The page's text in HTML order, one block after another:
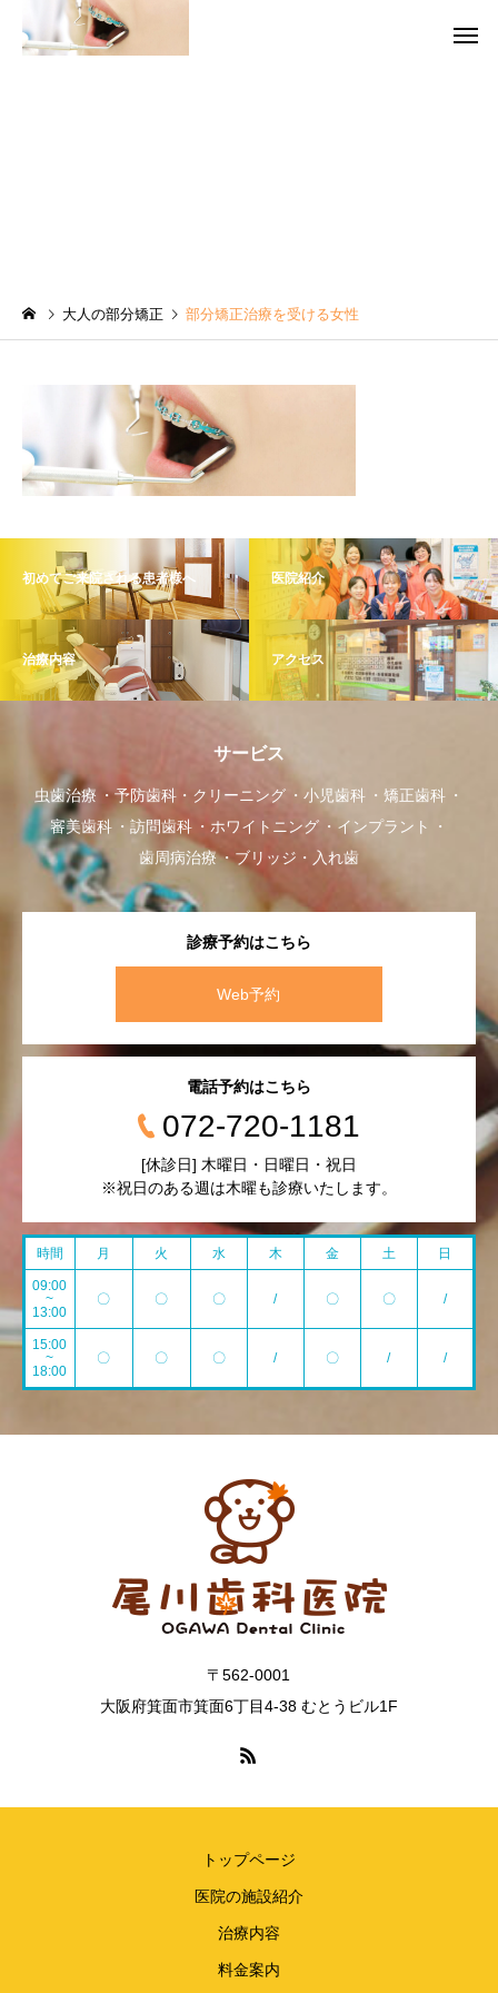
審美歯科
訪問歯科診療で生活の質
インプラント手術の後
大人の部分矯正 部分矯正治療を受ける女性
初めてご来院される患者様へ 医院紹介
治療内容 アクセス
サービス
虫歯治療 予防歯科・クリーニング 小児歯科
矯正歯科
審美歯科
訪問歯科 ホワイトニング
インプラント
歯周病治療
ブリッジ・入れ歯
診療予約はこちら
Web予約
電話予約はこちら
072-720-1181
[休診日] 木曜日・日曜日・祝日
※祝日のある週は木曜も診療いたします。
時間 月 火 水 木 金 土 日
09:00
~
13:00
〇 〇 〇 / 〇 〇 /
15:00
~
18:00
〇 〇 〇 / 〇 / /
〒562-0001
大阪府箕面市箕面6丁目4-38 むとうビル1F
トップページ
医院の施設紹介
治療内容
料金案内